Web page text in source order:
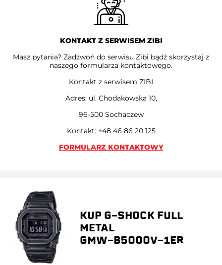
KONTAKT Z SERWISEM ZIBI
Masz pytania? Zadzwoń do serwisu Zibi bądź skorzystaj z
naszego formularza kontaktowego.
Kontakt z serwisem ZIBI
Adres: ul. Chodakowska 10,
96-500 Sochaczew
Kontakt: +48 46 86 20 125
FORMULARZ KONTAKTOWY
KUP G-SHOCK FULL
METAL
GMW-B5000V-1ER